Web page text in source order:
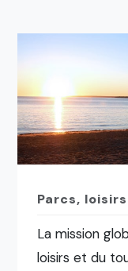
Parcs,
La mission
loisirs et du